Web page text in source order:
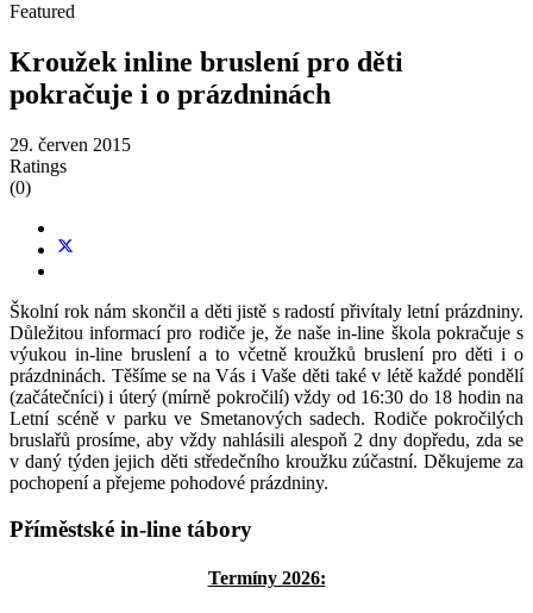
Featured
Kroužek inline bruslení pro děti
pokračuje i o prázdninách
29. červen 2015
Ratings
(0)
Školní rok nám skončil a děti jistě s radostí přivítaly letní prázdniny.
Důležitou informací pro rodiče je, že naše in-line škola pokračuje s
výukou in-line bruslení a to včetně kroužků bruslení pro děti i o
prázdninách. Těšíme se na Vás i Vaše děti také v létě každé pondělí
(začátečníci) i úterý (mírně pokročilí) vždy od 16:30 do 18 hodin na
Letní scéně v parku ve Smetanových sadech. Rodiče pokročilých
bruslařů prosíme, aby vždy nahlásili alespoň 2 dny dopředu, zda se
v daný týden jejich děti středečního kroužku zúčastní. Děkujeme za
pochopení a přejeme pohodové prázdniny.
Příměstské in-line tábory
Termíny 2026: